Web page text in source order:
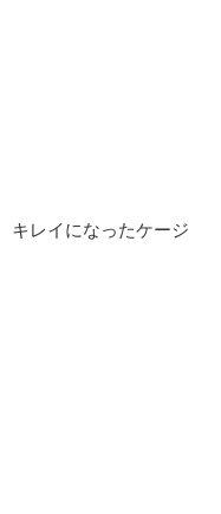
キレイになったケージ